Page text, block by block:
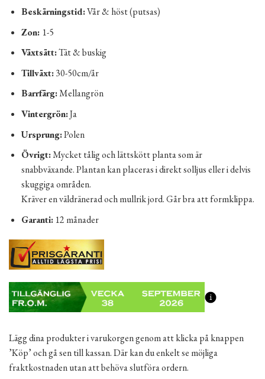
Beskärningstid:Vår & höst (putsas)
Zon: 1-5
Växtsätt:Tät & buskig
Tillväxt:30-50cm/år
Barrfärg:Mellangrön
Vintergrön:Ja
Ursprung:Polen
Övrigt:Mycket tålig och lättskött planta som är
snabbväxande. Plantan kan placeras i direkt solljus eller i delvis
skuggiga områden.
Kräver en väldränerad och mullrik jord. Går bra att formklippa.
Garanti:12 månader
Lägg dina produkter i varukorgen genom att klicka på knappen
’Köp’ och gå sen till kassan. Där kan du enkelt se möjliga
fraktkostnaden utan att behöva slutföra ordern.